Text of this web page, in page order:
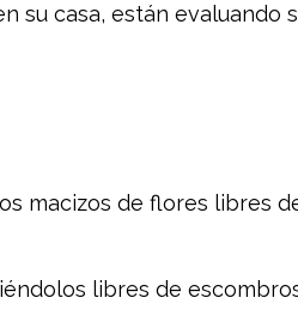
casa, están evaluando
macizos de flores libres
libres de